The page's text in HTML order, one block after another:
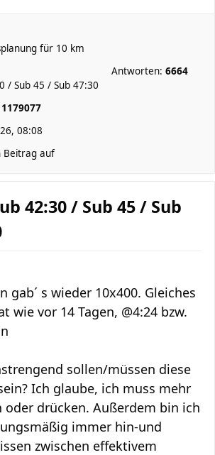
für 10 km
/ Sub 45 / Sub 47:30
Antworten: 6664
1179077
08:08
Beitrag auf
42:30 / Sub 45 / Sub
gab´ s wieder 10x400. Gleiches
wie vor 14 Tagen, @4:24 bzw.
sollen/müssen diese
Ich glaube, ich muss mehr
oder drücken. Außerdem bin ich
immer hin-und
zwischen effektivem